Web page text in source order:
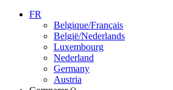
FR
Belgique/Français
België/Nederlands
Luxembourg
Nederland
Germany
Austria